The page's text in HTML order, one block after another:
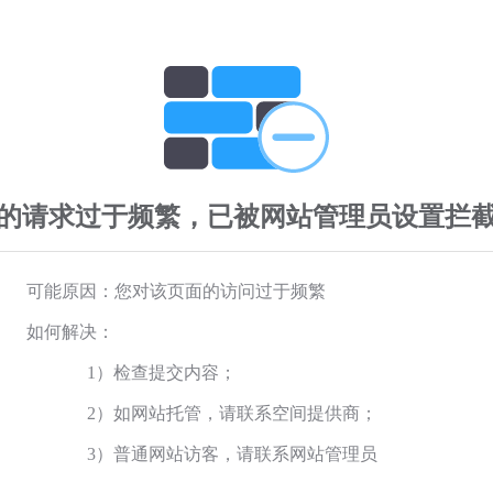
请求过于频繁，已被网站管理员设置拦
可能原因：您对该页面的访问过于频繁
如何解决：
1）检查提交内容；
2）如网站托管，请联系空间提供商；
3）普通网站访客，请联系网站管理员